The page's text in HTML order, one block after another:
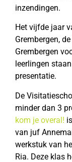
inzendingen.
Het vijfde jaar
Grembergen,
Grembergen
leerlingen
presentatie.
De
minder dan 3
kom je overal!
van juf
werkstuk van
Ria. Deze klas